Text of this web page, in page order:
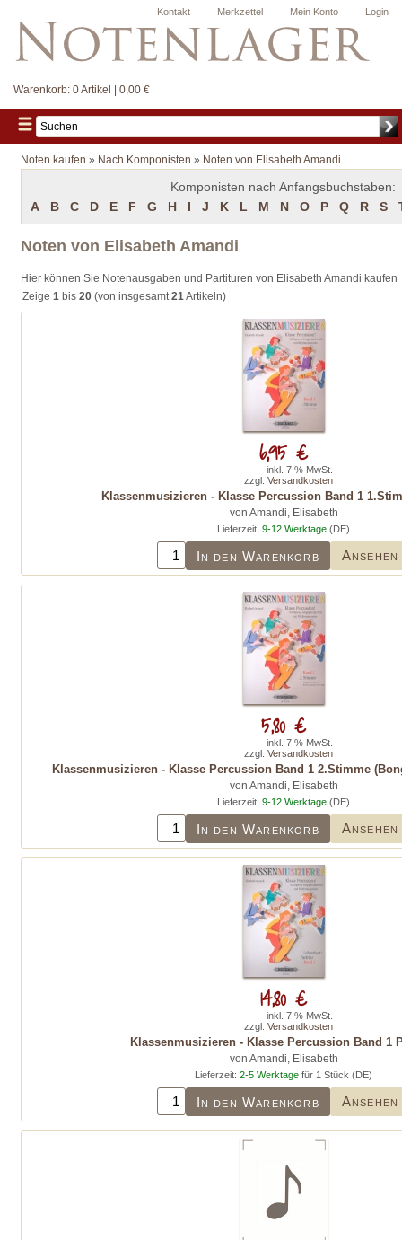
Login
Mein Konto
Merkzettel
Kontakt
Warenkorb: 0 Artikel | 0,00 €
Noten kaufen » Nach Komponisten » Noten von Elisabeth Amandi
Komponisten nach Anfangsbuchstaben:
A
B C D E F G H I J K L M N O P Q R S
Noten von Elisabeth Amandi
Hier können Sie Notenausgaben und Partituren von Elisabeth Amandi kaufen
Zeige 1 bis 20 (von insgesamt21Artikeln)
Klassenmusizieren - Klasse Percussion Band 1
von Amandi, Elisabeth
Lieferzeit: 9-12 Werktage (DE)
In den Warenkorb Ansehen
6,95 €
inkl. 7 % MwSt.
zzgl. Versandkosten
Klassenmusizieren - Klasse Percussion Band 1 2.Stimme
von Amandi, Elisabeth
Lieferzeit: 9-12 Werktage (DE)
In den Warenkorb Ansehen
5,80 €
inkl. 7 % MwSt.
zzgl. Versandkosten
Klassenmusizieren - Klasse Percussion Band 1
von Amandi, Elisabeth
Lieferzeit: 2-5 Werktage für 1 Stück (DE)
In den Warenkorb Ansehen
14,80 €
inkl. 7 % MwSt.
zzgl. Versandkosten